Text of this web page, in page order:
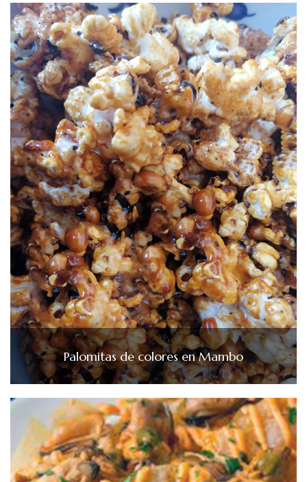
Palomitas de colores en Mambo